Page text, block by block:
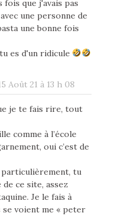
que j'avais pas
une personne de
une bonne fois
es d'un ridicule
Août 21 à 13 h 08
je te fais rire, tout
comme à l’école
oui c’est de
particulièrement, tu
ce site, assez
Je le fais à
se voient me « peter